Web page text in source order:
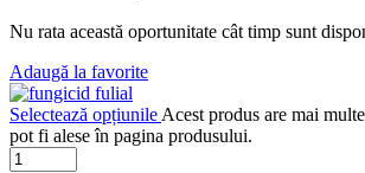
Nu rata această oportunitate cât timp sunt
Adaugă la favorite
Selectează opțiunile Acest produs are mai
pot fi alese în pagina produsului.